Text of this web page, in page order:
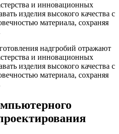
и инновационных
изделия высокого качества с
материала, сохраняя
надгробий отражают
и инновационных
изделия высокого качества с
материала, сохраняя